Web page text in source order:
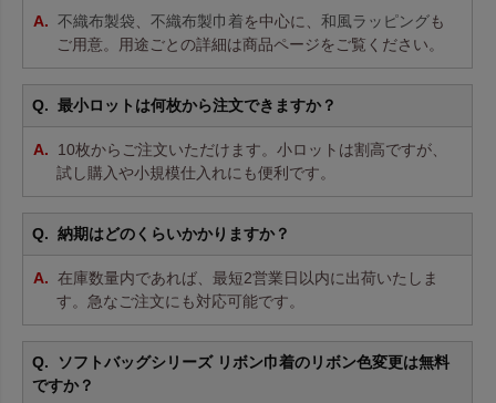
不織布製袋 不織布製巾着を中心に、 和風ラッピングも
ご用意。用途ごとの詳細は商品ページをご覧ください。
最小ロットは何枚から注文できますか？
10枚からご注文いただけます。小ロットは割高ですが、
試し購入や小規模仕入れにも便利です。
納期はどのくらいかかりますか？
在庫数量内であれば、最短2営業日以内に出荷いたしま
す。急なご注文にも対応可能です。
ソフトバッグシリーズ リボン巾着のリボン色変更は無料
ですか？